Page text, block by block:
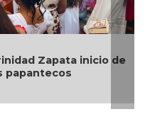
es desaforado